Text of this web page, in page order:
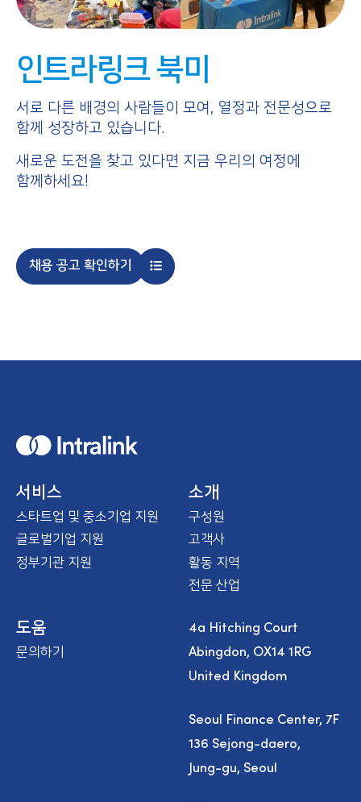
인트라링크 북미
서로 다른 배경의 사람들이 모여, 열정과 전문성으로
함께 성장하고 있습니다.
새로운 도전을 찾고 있다면 지금 우리의 여정에
함께하세요!
채용 공고 확인하기
H
o
서비스
스타트업 및 중소기업 지원
글로벌기업 지원
정부기관 지원
소개
구성원
고객사
활동 지역
전문 산업
도움
문의하기
4a Hitching Court
Abingdon, OX14 1RG
United Kingdom
Seoul Finance Center, 7F
136 Sejong-daero,
Jung-gu, Seoul